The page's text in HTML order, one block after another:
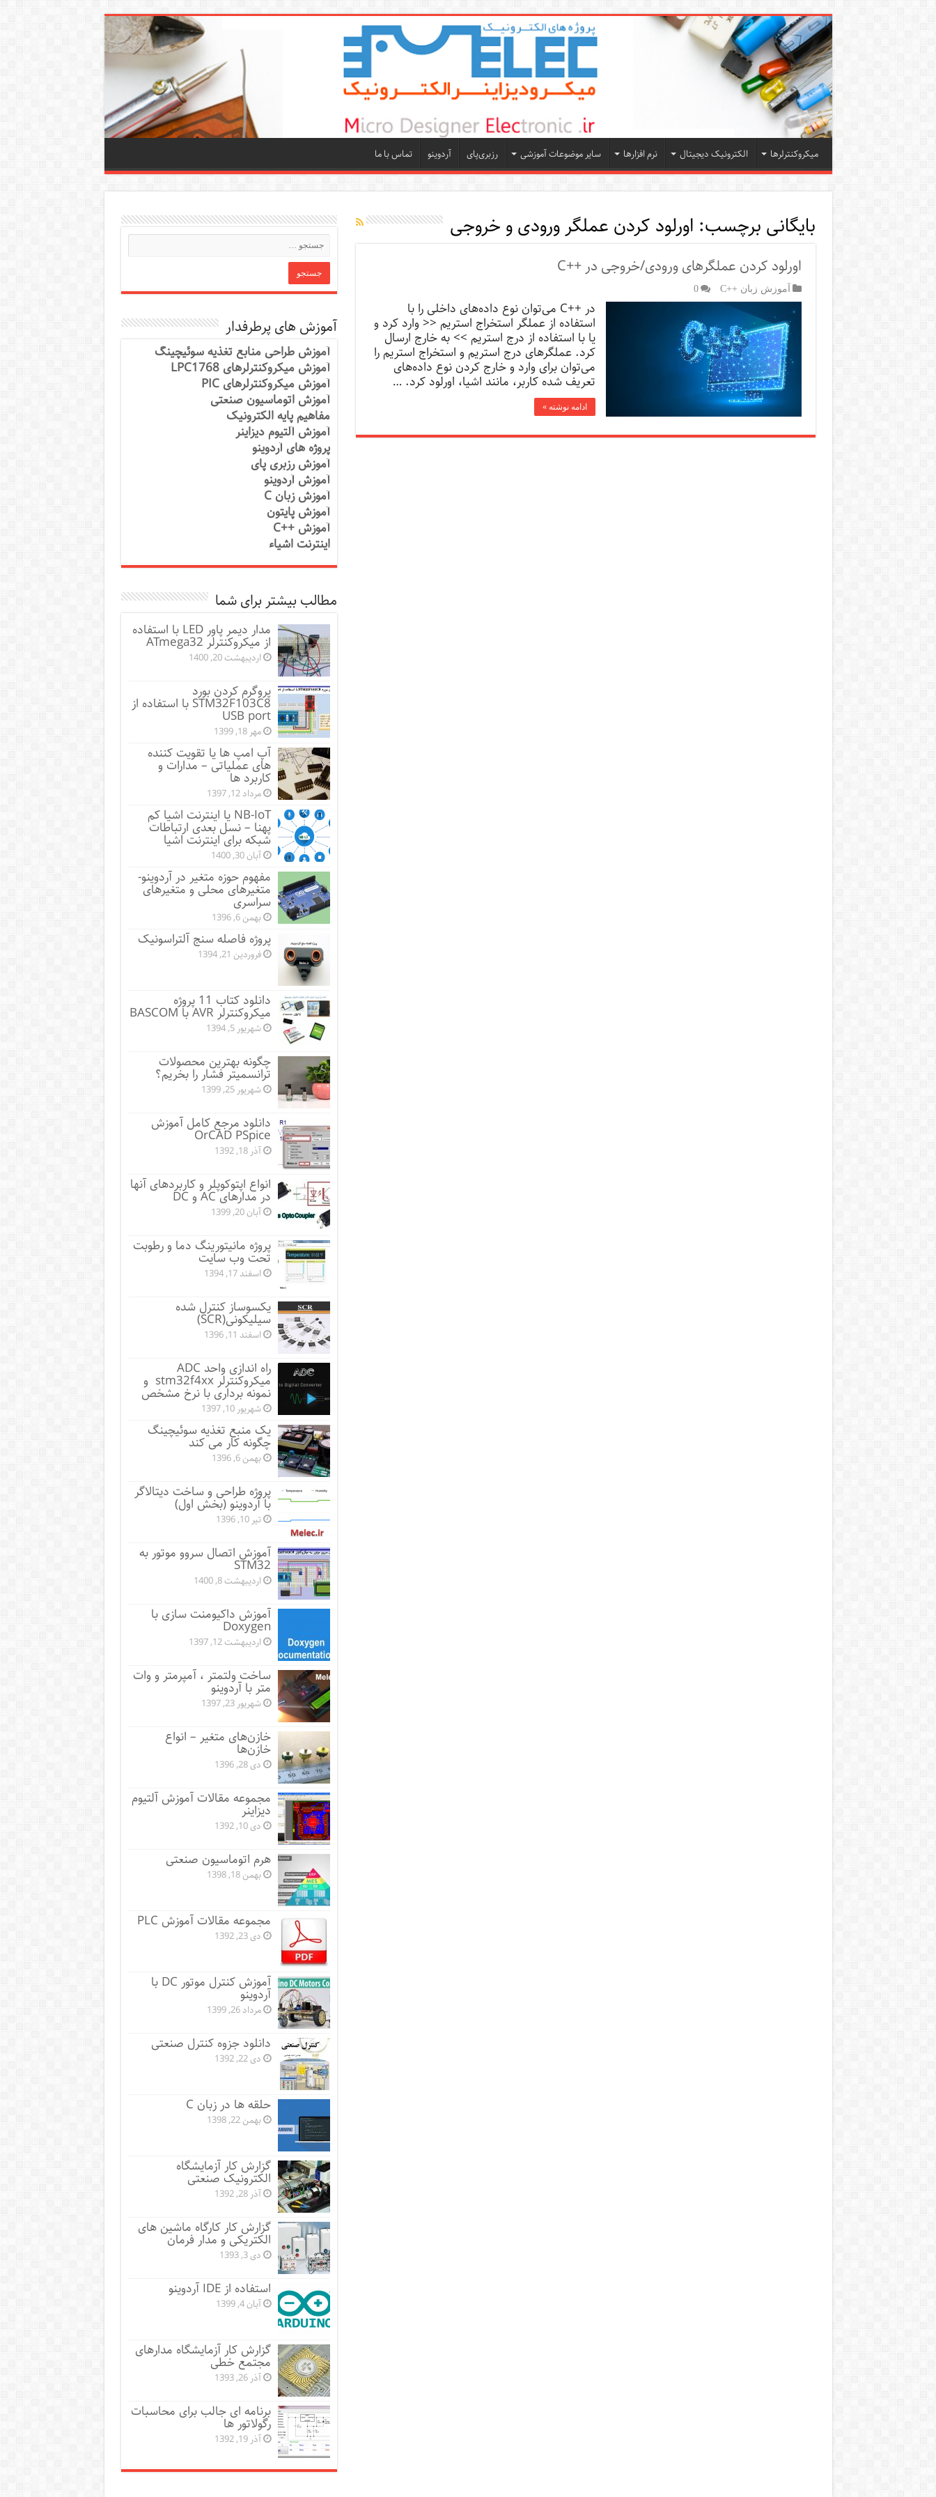
میکروکنترلرها الکترونیک دیجیتال نرم افزارها سایر موضوعات آموزشی رزبری‌پای آردوینو تماس با ما
بایگانی برچسب: اورلود کردن عملگر ورودی و خروجی
اورلود کردن عملگرهای ورودی/خروجی در ++C
آموزش زبان ++C 0
در ++C می‌توان نوع داده‌های داخلی را با
استفاده از عملگر استخراج استریم << وارد کرد و
یا با استفاده از درج استریم >> به خارج ارسال
کرد. عملگرهای درج استریم و استخراج استریم را
می‌توان برای وارد و خارج کردن نوع داده‌های
تعریف شده کاربر، مانند اشیا، اورلود کرد. …
ادامه نوشته »
آموزش های پرطرفدار
آموزش طراحی منابع تغذیه سوئیچینگ
آموزش میکروکنترلرهای LPC1768
آموزش میکروکنترلرهای PIC
آموزش اتوماسیون صنعتی
مفاهیم پایه الکترونیک
آموزش آلتیوم دیزاینر
پروژه های آردوینو
آموزش رزبری پای
آموزش آردوینو
آموزش زبان C
آموزش پایتون
آموزش ++C
اینترنت اشیاء
مطالب بیشتر برای شما
مدار دیمر پاور LED با استفاده
از میکروکنترلر ATmega32
اردیبهشت 20, 1400
پروگرم کردن بورد
STM32F103C8 با استفاده از
USB port
مهر 18, 1399
آپ امپ ها یا تقویت کننده
های عملیاتی – مدارات و
کاربرد ها
مرداد 12, 1397
NB-IoT یا اینترنت اشیا کم
پهنا – نسل بعدی ارتباطات
شبکه برای اینترنت اشیا
آبان 30, 1400
مفهوم حوزه متغیر در آردوینو-
متغیرهای محلی و متغیرهای
سراسری
بهمن 6, 1396
پروژه فاصله سنج آلتراسونیک
فروردین 21, 1394
دانلود کتاب 11 پروژه
میکروکنترلر AVR با BASCOM
شهریور 5, 1394
چگونه بهترین محصولات
ترانسمیتر فشار را بخریم؟
شهریور 25, 1399
دانلود مرجع کامل آموزش
OrCAD PSpice
آذر 18, 1392
انواع اپتوکوپلر و کاربردهای آنها
در مدارهای AC و DC
آبان 20, 1399
پروژه مانيتورينگ دما و رطوبت
تحت وب سایت
اسفند 17, 1394
یکسوساز کنترل شده
سیلیکونی(SCR)
اسفند 11, 1396
راه اندازی واحد ADC
میکروکنترلر stm32f4xx و
نمونه برداری با نرخ مشخص
شهریور 10, 1397
یک منبع تغذیه سوئیچینگ
چگونه کار می کند
بهمن 6, 1396
پروژه طراحی و ساخت دیتالاگر
با آردوینو (بخش اول)
تیر 10, 1396
آموزش اتصال سروو موتور به
STM32
اردیبهشت 8, 1400
آموزش داکیومنت سازی با
Doxygen
اردیبهشت 12, 1397
ساخت ولتمتر ، آمپرمتر و وات
متر با آردوینو
شهریور 23, 1397
خازن‌های متغیر – انواع
خازن‌ها
دی 28, 1396
مجموعه مقالات آموزش آلتیوم
دیزاینر
دی 10, 1392
هرم اتوماسیون صنعتی
بهمن 18, 1398
مجموعه مقالات آموزش PLC
دی 23, 1392
آموزش کنترل موتور DC با
آردوینو
مرداد 26, 1399
دانلود جزوه کنترل صنعتی
دی 22, 1392
حلقه ها در زبان C
بهمن 22, 1398
گزارش کار آزمایشگاه
الکترونیک صنعتی
آذر 28, 1392
گزارش کار کارگاه ماشین های
الکتریکی و مدار فرمان
دی 3, 1393
استفاده از IDE آردوینو
آبان 4, 1399
گزارش کار آزمایشگاه مدارهای
مجتمع خطی
آذر 26, 1393
برنامه ای جالب برای محاسبات
رگولاتور ها
آذر 19, 1392